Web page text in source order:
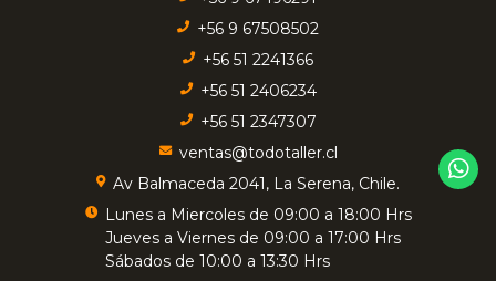
+56 9 67508502
+56 51 2241366
+56 51 2406234
+56 51 2347307
ventas@todotaller.cl
Av Balmaceda 2041, La Serena, Chile.
Lunes a Miercoles de 09:00 a 18:00 Hrs
Jueves a Viernes de 09:00 a 17:00 Hrs
Sábados de 10:00 a 13:30 Hrs